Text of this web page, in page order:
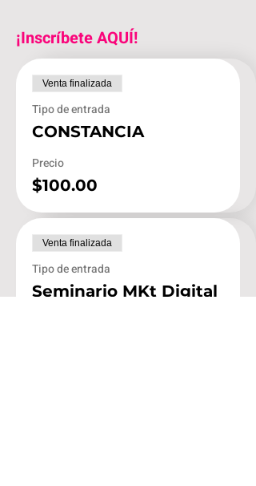
¡Inscríbete AQUÍ!
Venta finalizada
Tipo de entrada
CONSTANCIA
Precio
$100.00
Venta finalizada
Tipo de entrada
Seminario MKt Digital